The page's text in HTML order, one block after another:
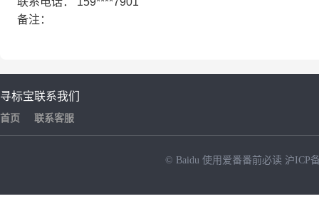
备注：
寻标宝
首页
联系我们
联系客服
© Baidu 使用爱番番前必读 沪ICP